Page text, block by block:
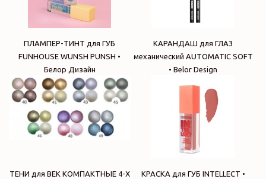
ПЛАМПЕР-ТИНТ для ГУБ
FUNHOUSE WUNSH PUNSH •
Белор Дизайн
КАРАНДАШ для ГЛАЗ
механический AUTOMATIC SOFT
• Belor Design
ТЕНИ для ВЕК КОМПАКТНЫЕ 4-Х
КРАСКА для ГУБ INTELLECT •